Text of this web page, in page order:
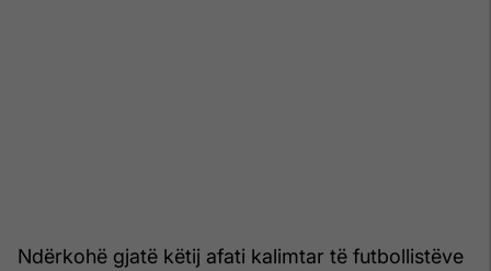
Ndërkohë gjatë këtij afati kalimtar të futbollistëve